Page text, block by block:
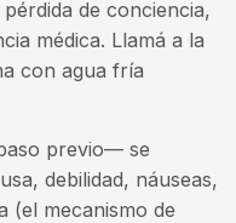
de conciencia,
médica. Llamá a la
con agua fría
previo— se
debilidad, náuseas,
(el mecanismo de